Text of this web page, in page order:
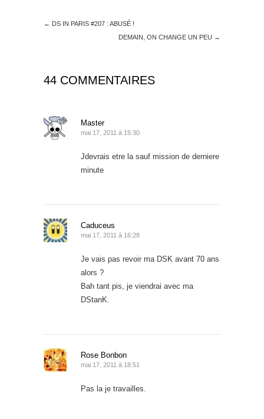
← DS IN PARIS #207 : ABUSÉ !
DEMAIN, ON CHANGE UN PEU →
44 COMMENTAIRES
Master
mai 17, 2011 à 15:30
Jdevrais etre la sauf mission de derniere
minute
Caduceus
mai 17, 2011 à 16:28
Je vais pas revoir ma DSK avant 70 ans
alors ?
Bah tant pis, je viendrai avec ma
DStanK.
Rose Bonbon
mai 17, 2011 à 18:51
Pas la je travailles.